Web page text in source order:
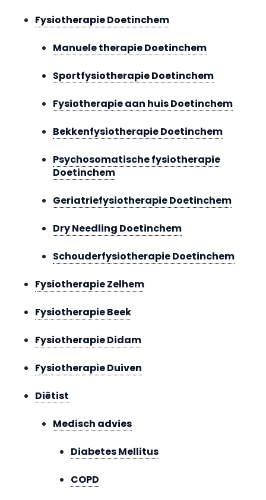
Fysiotherapie Doetinchem
Manuele therapie Doetinchem
Sportfysiotherapie Doetinchem
Fysiotherapie aan huis Doetinchem
Bekkenfysiotherapie Doetinchem
Psychosomatische fysiotherapie
Doetinchem
Geriatriefysiotherapie Doetinchem
Dry Needling Doetinchem
Schouderfysiotherapie Doetinchem
Fysiotherapie Zelhem
Fysiotherapie Beek
Fysiotherapie Didam
Fysiotherapie Duiven
Diëtist
Medisch advies
Diabetes Mellitus
COPD